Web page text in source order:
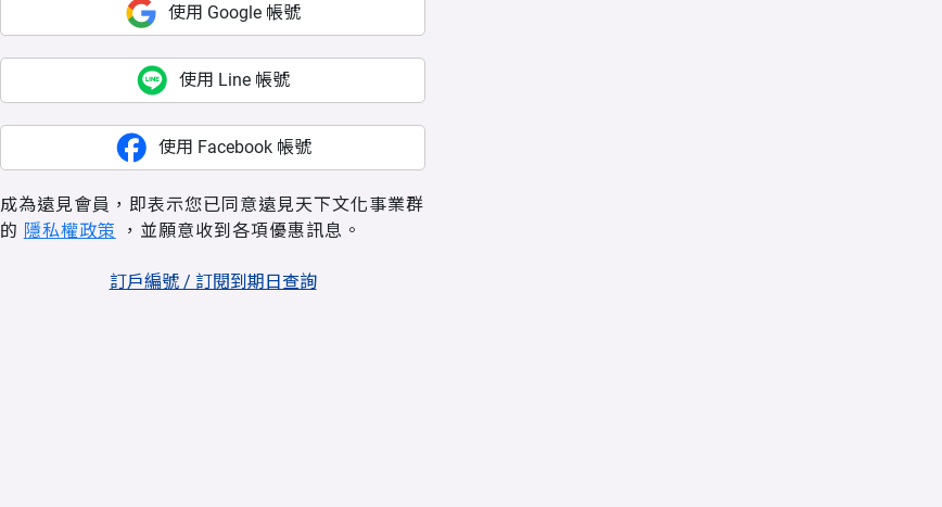
使用 Google 帳號
使用 Line 帳號
使用 Facebook 帳號
成為遠見會員，即表示您已同意遠見天下文化事業群
的 隱私權政策 ，並願意收到各項優惠訊息。
訂戶編號 / 訂閱到期日查詢